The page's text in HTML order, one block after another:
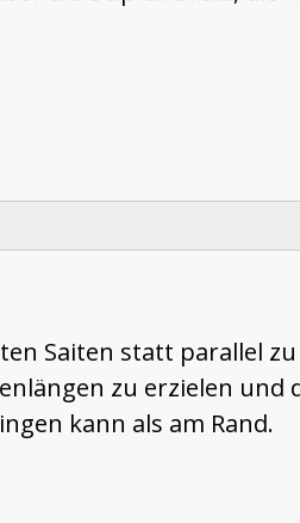
Saiten statt parallel
zu erzielen und
kann als am Rand.